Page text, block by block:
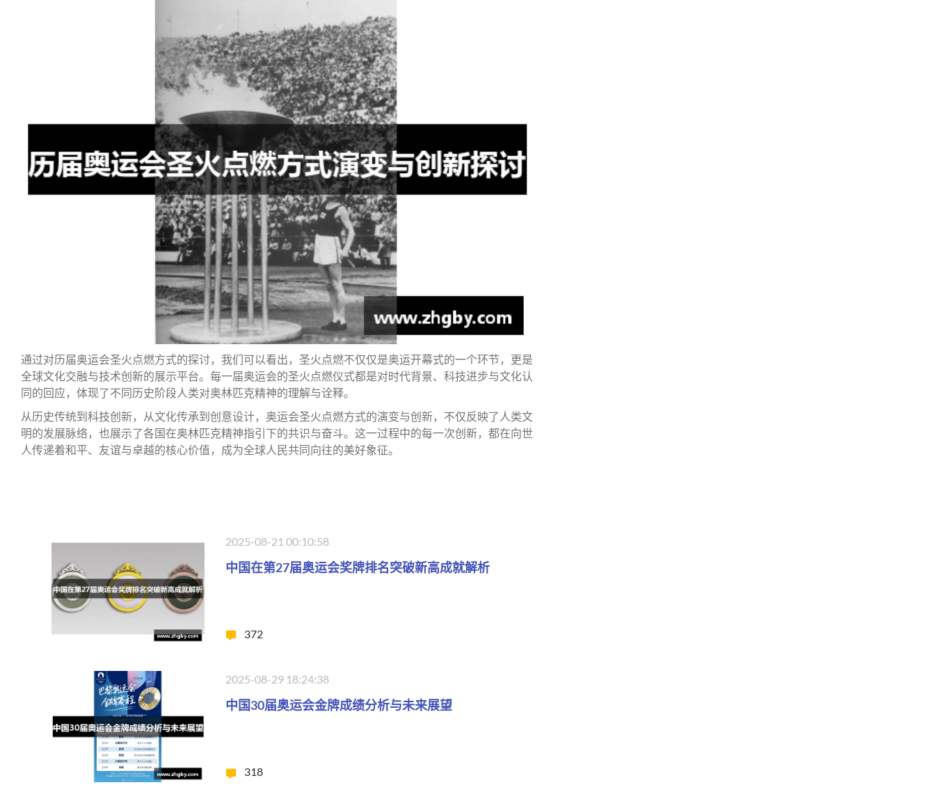
通过对历届奥运会圣火点燃方式的探讨，我们可以看出，圣火点燃不仅仅是奥运开幕式的一个环节，更是
全球文化交融与技术创新的展示平台。每一届奥运会的圣火点燃仪式都是对时代背景、科技进步与文化认
同的回应，体现了不同历史阶段人类对奥林匹克精神的理解与诠释。
从历史传统到科技创新，从文化传承到创意设计，奥运会圣火点燃方式的演变与创新，不仅反映了人类文
明的发展脉络，也展示了各国在奥林匹克精神指引下的共识与奋斗。这一过程中的每一次创新，都在向世
人传递着和平、友谊与卓越的核心价值，成为全球人民共同向往的美好象征。
2025-08-21 00:10:58
中国在第27届奥运会奖牌排名突破新高成就解析
372
2025-08-29 18:24:38
中国30届奥运会金牌成绩分析与未来展望
318